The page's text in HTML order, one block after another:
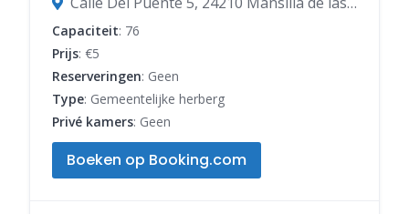
Capaciteit: 76
Prijs: €5
Reserveringen: Geen
Type: Gemeentelijke herberg
Privé kamers: Geen
Boeken op Booking.com